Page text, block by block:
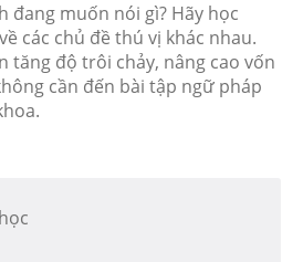
đang muốn nói gì? Hãy học
các chủ đề thú vị khác nhau.
tăng độ trôi chảy, nâng cao vốn
cần đến bài tập ngữ pháp